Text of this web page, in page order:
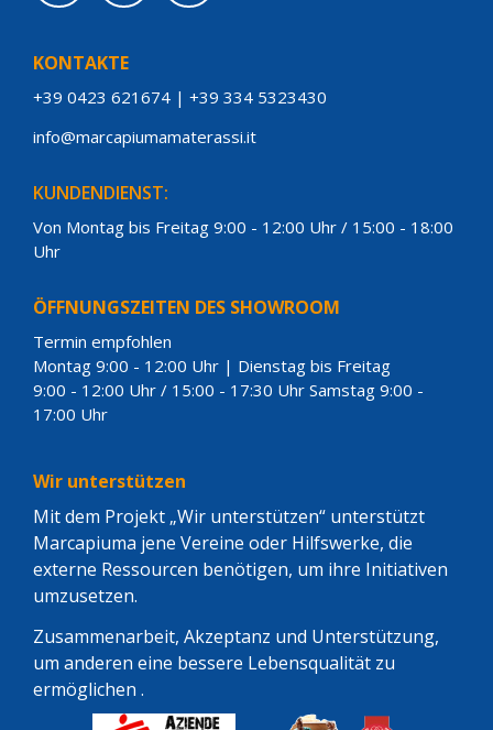
KONTAKTE
+39 0423 621674 | +39 334 5323430
info@marcapiumamaterassi.it
KUNDENDIENST:
Von Montag bis Freitag 9:00 - 12:00 Uhr / 15:00 - 18:00
Uhr
ÖFFNUNGSZEITEN DES SHOWROOM
Termin empfohlen
Montag 9:00 - 12:00 Uhr | Dienstag bis Freitag
9:00 - 12:00 Uhr / 15:00 - 17:30 Uhr Samstag 9:00 -
17:00 Uhr
Wir unterstützen
Mit dem Projekt „Wir unterstützen“ unterstützt
Marcapiuma jene Vereine oder Hilfswerke, die
externe Ressourcen benötigen, um ihre Initiativen
umzusetzen.
Zusammenarbeit, Akzeptanz und Unterstützung,
um anderen eine bessere Lebensqualität zu
ermöglichen .